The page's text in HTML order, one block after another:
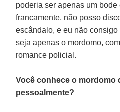
poderia ser apenas um bode
francamente, não posso
escândalo, e eu não
seja apenas o mordomo,
romance policial.
Você conhece o mordomo
pessoalmente?